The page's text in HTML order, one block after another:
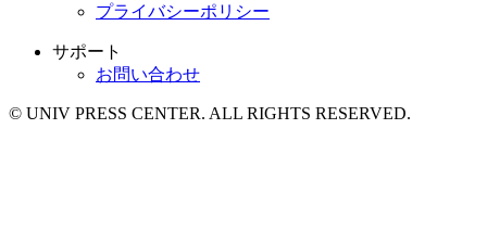
プライバシーポリシー
サポート
お問い合わせ
© UNIV PRESS CENTER. ALL RIGHTS RESERVED.